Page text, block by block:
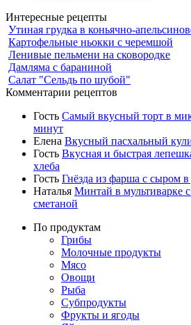
Интересные рецепты
Утиная грудка в коньячно-
Картофельные ньокки с черемшой
Ленивые пельмени на сковородке
Дамляма с бараниной
Салат "Сельдь по шубой"
Комментарии рецептов
Гость Самый вкусный торт в
минут
Елена Вкусный пасхальный
Гость Вкусная и быстрая
хлеба
Гость Гнёзда из фарша с сыром в
Наталья Минтай в мультиварке
сметаной
По продуктам
Грибы
Молочные продукты
Мясо
Овощи
Рыба
Субпродукты
Фрукты и ягоды